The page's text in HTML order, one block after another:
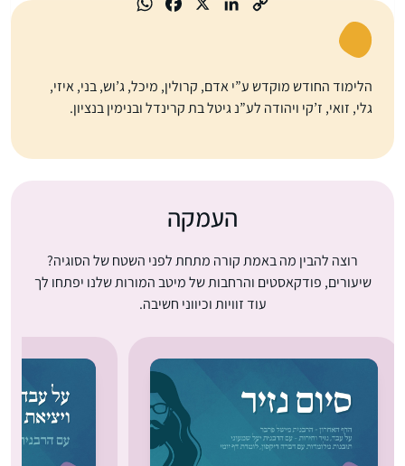
הלימוד החודש מוקדש ע”י אדם, קרולין, מיכל, ג’וש, בני, איזי,
גלי, זואי, ז’קי ויהודה לע”נ גיטל בת קרינדל ובנימין בנציון.
העמקה
רוצה להבין מה באמת קורה מתחת לפני השטח של הסוגיה?
שיעורים, פודקאסטים והרחבות של מיטב המורות שלנו יפתחו לך
עוד זוויות וכיווני חשיבה.